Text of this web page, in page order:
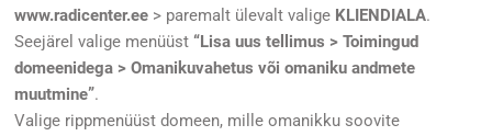
www.radicenter.ee > paremalt ülevalt valige KLIENDIALA.
Seejärel valige menüüst“Lisa uus tellimus > Toimingud
domeenidega > Omanikuvahetus või omaniku andmete
muutmine”.
Valige rippmenüüst domeen, mille omanikku soovite